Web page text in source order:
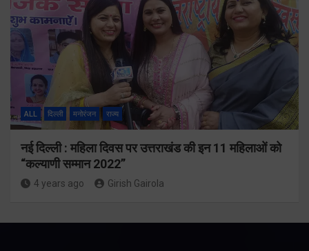
ALL दिल्ली मनोरंजन राज्य
नई दिल्ली : महिला दिवस पर उत्तराखंड की इन 11 महिलाओं को
“कल्याणी सम्मान 2022”
4 years ago Girish Gairola